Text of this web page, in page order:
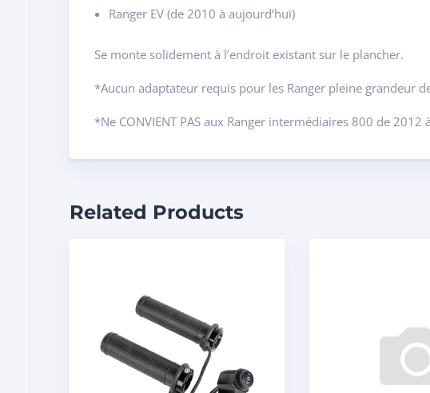
Ranger EV (de 2010 à aujourd’hui)
Se monte solidement à l’endroit existant sur le plancher.
*Aucun adaptateur requis pour les Ranger pleine grandeur
*Ne CONVIENT PAS aux Ranger intermédiaires 800 de 2012
Related Products